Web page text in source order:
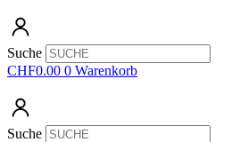
Suche
CHF0.00 0 Warenkorb
Suche